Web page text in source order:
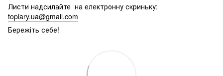
Листи надсилайте на електронну скриньку:
topiary.ua@gmail.com
Бережіть себе!